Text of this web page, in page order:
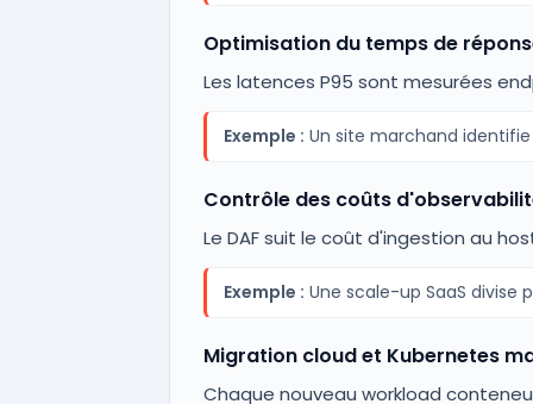
Optimisation du temps de
Les latences P95 sont mesurées
Exemple : Un site marchand
Contrôle des coûts
Le DAF suit le coût d'ingestion au
Exemple : Une scale-up SaaS divise
Migration cloud et Kubernetes
Chaque nouveau workload